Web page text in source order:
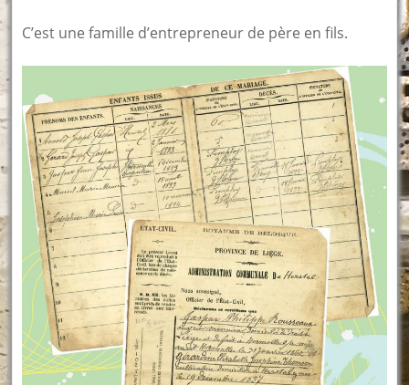
C’est une famille d’entrepreneur de père en fils.